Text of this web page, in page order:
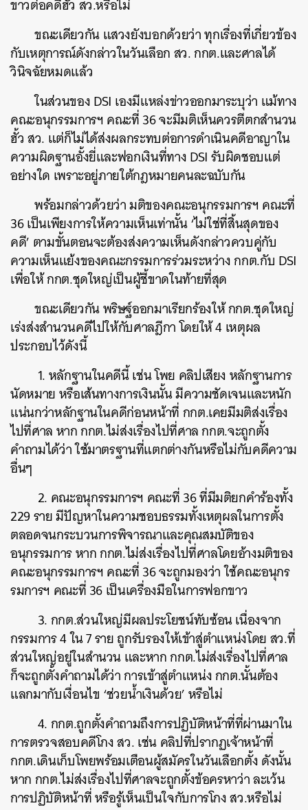
ขาวต่อคดีฮั้ว สว.หรือไม่
ขณะเดียวกัน แสวงยังบอกด้วยว่า ทุกเรื่องที่เกี่ยวข้อง
กับเหตุการณ์ดังกล่าวในวันเลือก สว. กกต.และศาลได้
วินิจฉัยหมดแล้ว
ในส่วนของ DSI เองมีแหล่งข่าวออกมาระบุว่า แม้ทาง
คณะอนุกรรมการฯ คณะที่ 36 จะมีมติเห็นควรตีตกสำนวน
ฮั้ว สว. แต่ก็ไม่ได้ส่งผลกระทบต่อการดำเนินคดีอาญาใน
ความผิดฐานอั้งยี่และฟอกเงินที่ทาง DSI รับผิดชอบแต่
อย่างใด เพราะอยู่ภายใต้กฎหมายคนละฉบับกัน
พร้อมกล่าวด้วยว่า มติของคณะอนุกรรมการฯ คณะที่
36 เป็นเพียงการให้ความเห็นเท่านั้น ‘ไม่ใช่ที่สิ้นสุดของ
คดี’ ตามขั้นตอนจะต้องส่งความเห็นดังกล่าวควบคู่กับ
ความเห็นแย้งของคณะกรรมการร่วมระหว่างกกต.กับ DSI
เพื่อให้ กกต.ชุดใหญ่เป็นผู้ชี้ขาดในท้ายที่สุด
ขณะเดียวกัน พริษฐ์ออกมาเรียกร้องให้ กกต.ชุดใหญ่
เร่งส่งสำนวนคดีไปให้กับศาลฎีกา โดยให้ 4 เหตุผล
ประกอบไว้ดังนี้
1. หลักฐานในคดีนี้ เช่น โพย คลิปเสียง หลักฐานการ
นัดหมาย หรือเส้นทางการเงินนั้น มีความชัดเจนและหนัก
แน่นกว่าหลักฐานในคดีก่อนหน้าที่ กกต.เคยมีมติส่งเรื่อง
ไปที่ศาล หาก กกต.ไม่ส่งเรื่องไปที่ศาล กกต.จะถูกตั้ง
คำถามได้ว่า ใช้มาตรฐานที่แตกต่างกันหรือไม่กับคดีความ
อื่นๆ
2. คณะอนุกรรมการฯ คณะที่ 36 ที่มีมติยกคำร้องทั้ง
229 ราย มีปัญหาในความชอบธรรมทั้งเหตุผลในการตั้ง
ตลอดจนกระบวนการพิจารณาและคุณสมบัติของ
อนุกรรมการ หาก กกต.ไม่ส่งเรื่องไปที่ศาลโดยอ้างมติของ
คณะอนุกรรมการฯ คณะที่ 36 จะถูกมองว่า ใช้คณะอนุกร
รมการฯ คณะที่ 36 เป็นเครื่องมือในการฟอกขาว
3. กกต.ส่วนใหญ่มีผลประโยชน์ทับซ้อน เนื่องจาก
กรรมการ 4 ใน 7 ราย ถูกรับรองให้เข้าสู่ตำแหน่งโดย สว.ที่
ส่วนใหญ่อยู่ในสำนวน และหาก กกต.ไม่ส่งเรื่องไปที่ศาล
ก็จะถูกตั้งคำถามได้ว่า การเข้าสู่ตำแหน่ง กกต.นั้นต้อง
แลกมากับเงื่อนไข ‘ช่วยน้ำเงินด้วย’ หรือไม่
4. กกต.ถูกตั้งคำถามถึงการปฏิบัติหน้าที่ที่ผ่านมาใน
การตรวจสอบคดีโกง สว. เช่น คลิปที่ปรากฏเจ้าหน้าที่
กกต.เดินเก็บโพยพร้อมเตือนผู้สมัครในวันเลือกตั้ง ดังนั้น
หาก กกต.ไม่ส่งเรื่องไปที่ศาลจะถูกตั้งข้อครหาว่า ละเว้น
การปฏิบัติหน้าที่ หรือรู้เห็นเป็นใจกับการโกง สว.หรือไม่
ค้นหา
SHARE TWEET LINE EMAIL